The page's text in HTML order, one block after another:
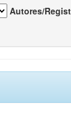
Autores/